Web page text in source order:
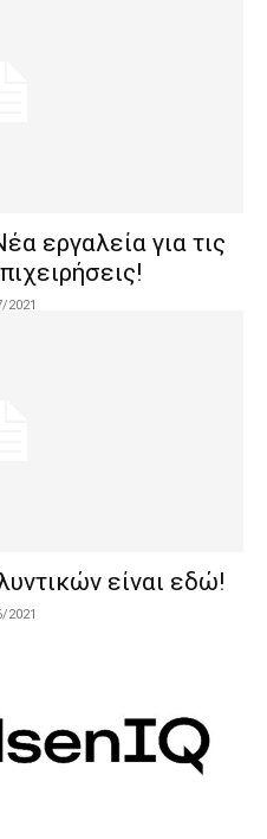
εργαλεία για τις
2021
είναι εδώ!
2021